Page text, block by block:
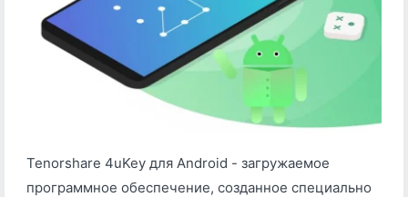
Tenorshare 4uKey для Android - загружаемое
программное обеспечение, созданное специально